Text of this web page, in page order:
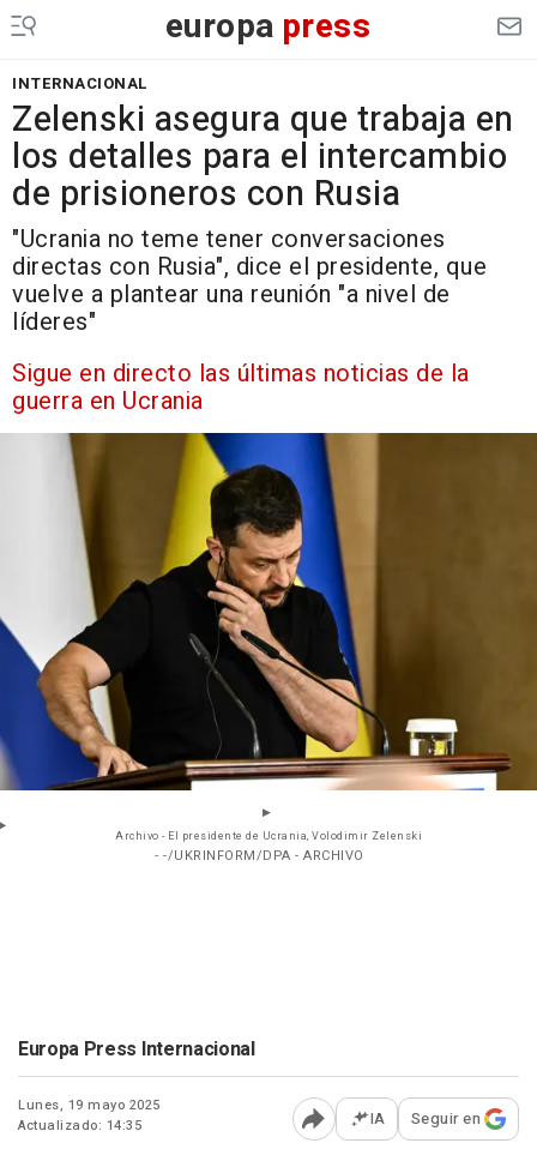
europa press
INTERNACIONAL
Zelenski asegura que trabaja en
los detalles para el intercambio
de prisioneros con Rusia
"Ucrania no teme tener conversaciones
directas con Rusia", dice el presidente, que
vuelve a plantear una reunión "a nivel de
líderes"
Sigue en directo las últimas noticias de la
guerra en Ucrania
Archivo - El presidente de Ucrania, Volodimir Zelenski
- -/UKRINFORM/DPA - ARCHIVO
Europa Press Internacional
Lunes, 19 mayo 2025
Actualizado: 14:35
Abrir opciones para
IA Seguir en